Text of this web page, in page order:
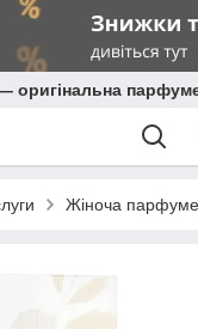
оригінальна
Жіноча